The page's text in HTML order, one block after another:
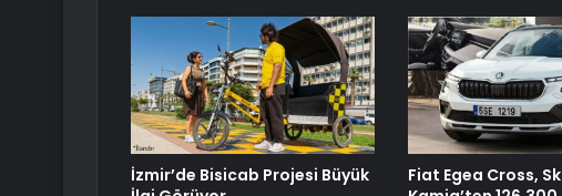
İzmir’de Bisicab Projesi Büyük
Fiat Egea Cross,